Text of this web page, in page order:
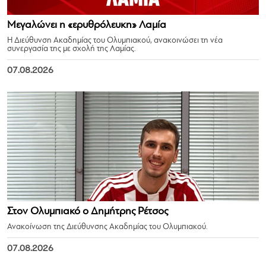
Μεγαλώνει η «ερυθρόλευκη» Λαμία
Η Διεύθυνση Ακαδημίας του Ολυμπιακού, ανακοινώσει τη νέα
συνεργασία της με σχολή της Λαμίας.
07.08.2026
Στον Ολυμπιακό ο Δημήτρης Ρέτσος
Ανακοίνωση της Διεύθυνσης Ακαδημίας του Ολυμπιακού.
07.08.2026